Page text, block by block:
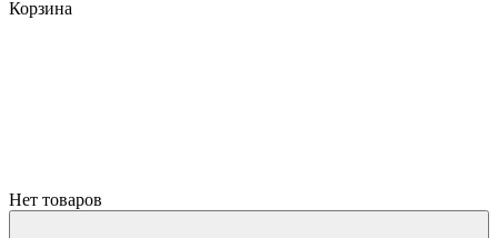
Корзина
Нет товаров